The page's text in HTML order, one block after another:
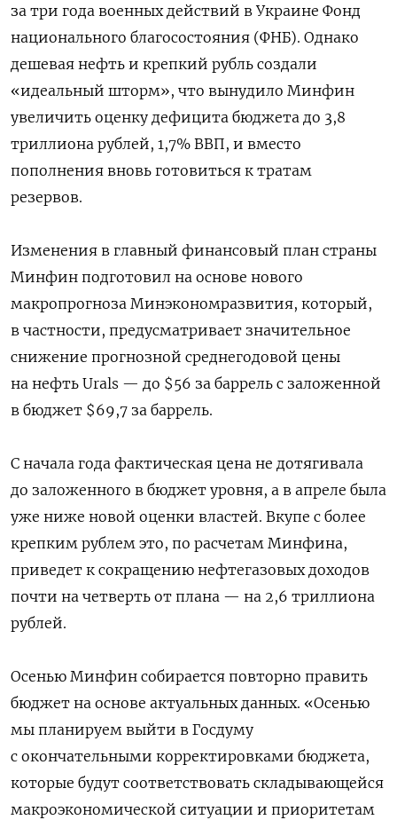
за три года военных действий в Украине Фонд
национального благосостояния (ФНБ). Однако
дешевая нефть и крепкий рубль создали
«идеальный шторм», что вынудило Минфин
увеличить оценку дефицита бюджета до 3,8
триллиона рублей, 1,7% ВВП, и вместо
пополнения вновь готовиться к тратам
резервов.
Изменения в главный финансовый план страны
Минфин подготовил на основе нового
макропрогноза Минэкономразвития, который,
в частности, предусматривает значительное
снижение прогнозной среднегодовой цены
на нефть Urals — до $56 за баррель с заложенной
в бюджет $69,7 за баррель.
С начала года фактическая цена не дотягивала
до заложенного в бюджет уровня, а в апреле была
уже ниже новой оценки властей. Вкупе с более
крепким рублем это, по расчетам Минфина,
приведет к сокращению нефтегазовых доходов
почти на четверть от плана — на 2,6 триллиона
рублей.
Осенью Минфин собирается повторно править
бюджет на основе актуальных данных. «Осенью
мы планируем выйти в Госдуму
с окончательными корректировками бюджета,
которые будут соответствовать складывающейся
макроэкономической ситуации и приоритетам